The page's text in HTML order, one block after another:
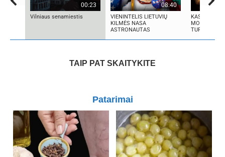
00:23
Vilniaus senamiestis
08:40
VIENINTELIS LIETUVIŲ
KILMĖS NASA
ASTRONAUTAS
KAS IŠRADO
TURIME
TAIP PAT SKAITYKITE
Patarimai